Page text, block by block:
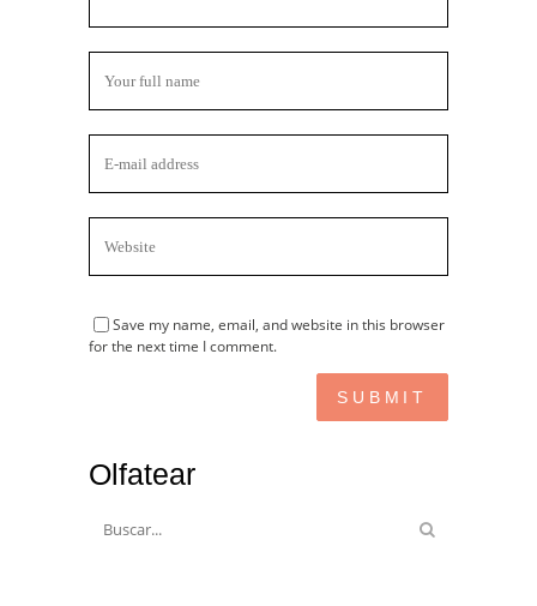
Save my name, email, and website in this browser
for the next time I comment.
Olfatear